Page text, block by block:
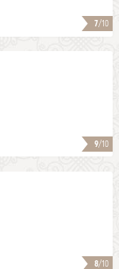
7/10
9/10
8/10